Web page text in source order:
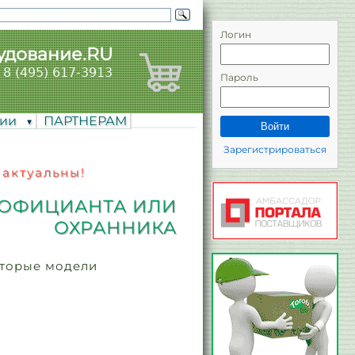
8 (495) 617-3913
ПАРТНЕРАМ
ИЛИ
ОХРАННИКА
модели
Логин
Пароль
Войти
Зарегистрироваться